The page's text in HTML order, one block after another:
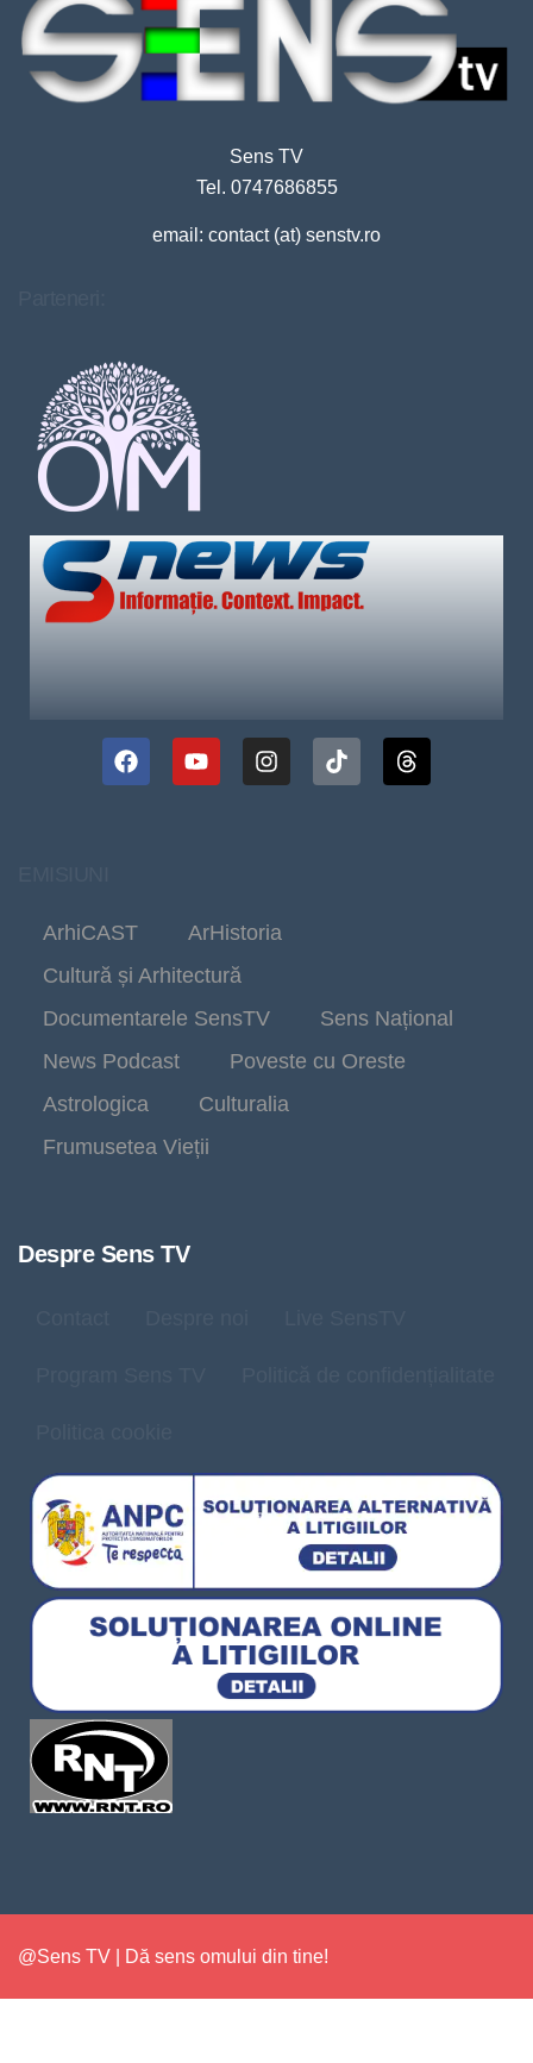
Sens TV
Tel. 0747686855
email: contact (at) senstv.ro
ArhiCAST
ArHistoria
Cultură și Arhitectură
Documentarele SensTV
Sens Național
News Podcast
Poveste cu Oreste
Astrologica
Culturalia
Frumusetea Vieții
Despre Sens TV
@Sens TV | Dă sens omului din tine!